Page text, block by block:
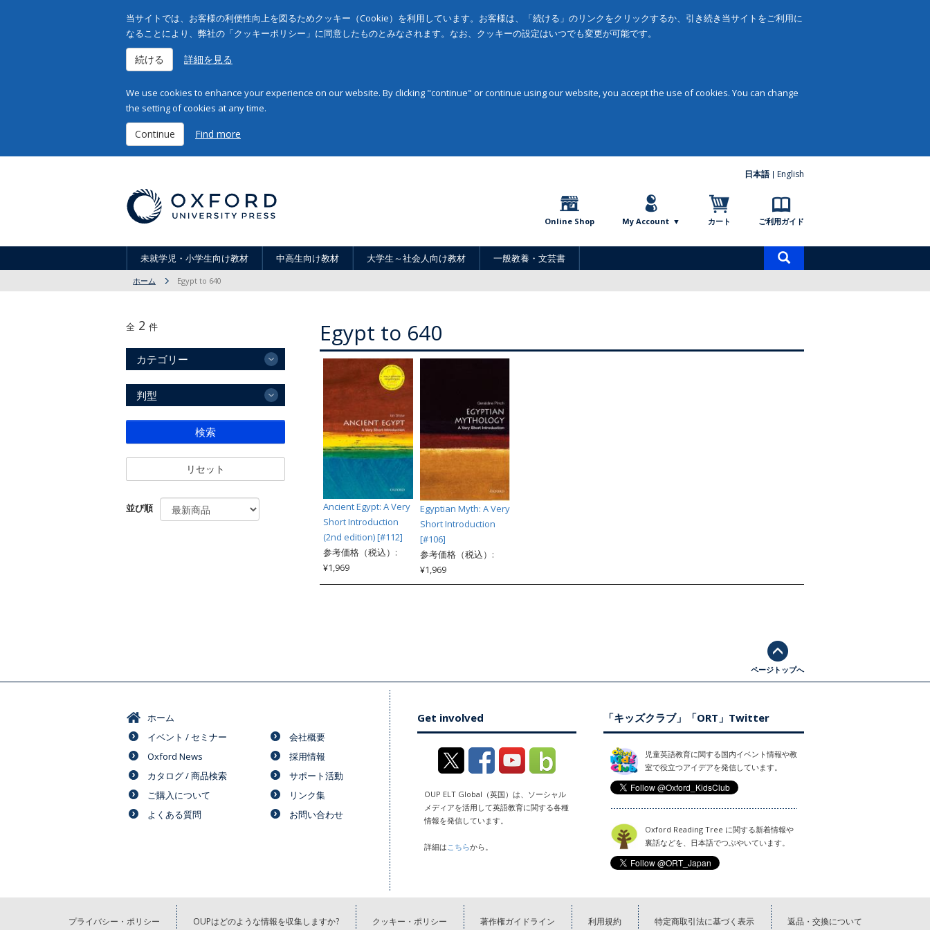
当サイトでは、お客様の利便性向上を図るためクッキー（Cookie）を利用しています。お客様は、「続ける」のリンクをクリックするか、引き続き当サイトをご利用に
なることにより、弊社の「クッキーポリシー」に同意したものとみなされます。なお、クッキーの設定はいつでも変更が可能です。
続ける 詳細を見る
We use cookies to enhance your experience on our website. By clicking "continue" or continue using our website, you accept the use of cookies. You can change
the setting of cookies at any time.
Continue Find more
日本語 English
Online Shop My Account カート ご利用ガイド
未就学児・小学生向け教材 中高生向け教材 大学生～社会人向け教材 一般教養・文芸書
ホーム Egypt to 640
Egypt to 640
Ancient Egypt: A Very
Short Introduction
(2nd edition) [#112]
参考価格（税込）:
¥1,969
Egyptian Myth: A Very
Short Introduction
[#106]
参考価格（税込）:
¥1,969
全 2 件
カテゴリー
判型
検索
リセット
並び順
ページトップへ
ホーム
イベント / セミナー
Oxford News
カタログ / 商品検索
ご購入について
よくある質問
会社概要
採用情報
サポート活動
リンク集
お問い合わせ
Get involved
OUP ELT Global（英国）は、ソーシャル
メディアを活用して英語教育に関する各種
情報を発信しています。
詳細は こちらから。
「キッズクラブ」「ORT」Twitter
児童英語教育に関する国内イベント情報や教
室で役立つアイデアを発信しています。
Oxford Reading Tree に関する新着情報や
裏話などを、日本語でつぶやいています。
プライバシー・ポリシー OUPはどのような情報を収集しますか? クッキー・ポリシー 著作権ガイドライン 利用規約 特定商取引法に基づく表示 返品・交換について